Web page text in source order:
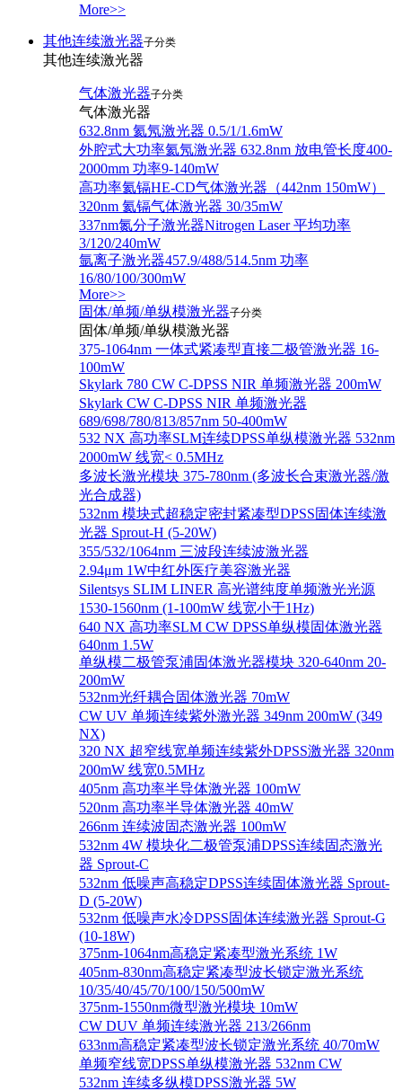
More>>
其他连续激光器子分类
其他连续激光器
气体激光器子分类
气体激光器
632.8nm 氦氖激光器 0.5/1/1.6mW
外腔式大功率氦氖激光器 632.8nm 放电管长度400-
2000mm 功率9-140mW
高功率氦镉HE-CD气体激光器（442nm 150mW）
320nm 氦镉气体激光器 30/35mW
337nm氮分子激光器Nitrogen Laser 平均功率
3/120/240mW
氩离子激光器457.9/488/514.5nm 功率
16/80/100/300mW
More>>
固体/单频/单纵模激光器子分类
固体/单频/单纵模激光器
375-1064nm 一体式紧凑型直接二极管激光器 16-
100mW
Skylark 780 CW C-DPSS NIR 单频激光器 200mW
Skylark CW C-DPSS NIR 单频激光器
689/698/780/813/857nm 50-400mW
532 NX 高功率SLM连续DPSS单纵模激光器 532nm
2000mW 线宽< 0.5MHz
多波长激光模块 375-780nm (多波长合束激光器/激
光合成器)
532nm 模块式超稳定密封紧凑型DPSS固体连续激
光器 Sprout-H (5-20W)
355/532/1064nm 三波段连续波激光器
2.94μm 1W中红外医疗美容激光器
Silentsys SLIM LINER 高光谱纯度单频激光光源
1530-1560nm (1-100mW 线宽小于1Hz)
640 NX 高功率SLM CW DPSS单纵模固体激光器
640nm 1.5W
单纵模二极管泵浦固体激光器模块 320-640nm 20-
200mW
532nm光纤耦合固体激光器 70mW
CW UV 单频连续紫外激光器 349nm 200mW (349
NX)
320 NX 超窄线宽单频连续紫外DPSS激光器 320nm
200mW 线宽0.5MHz
405nm 高功率半导体激光器 100mW
520nm 高功率半导体激光器 40mW
266nm 连续波固态激光器 100mW
532nm 4W 模块化二极管泵浦DPSS连续固态激光
器 Sprout-C
532nm 低噪声高稳定DPSS连续固体激光器 Sprout-
D (5-20W)
532nm 低噪声水冷DPSS固体连续激光器 Sprout-G
(10-18W)
375nm-1064nm高稳定紧凑型激光系统 1W
405nm-830nm高稳定紧凑型波长锁定激光系统
10/35/40/45/70/100/150/500mW
375nm-1550nm微型激光模块 10mW
CW DUV 单频连续激光器 213/266nm
633nm高稳定紧凑型波长锁定激光系统 40/70mW
单频窄线宽DPSS单纵模激光器 532nm CW
532nm 连续多纵模DPSS激光器 5W